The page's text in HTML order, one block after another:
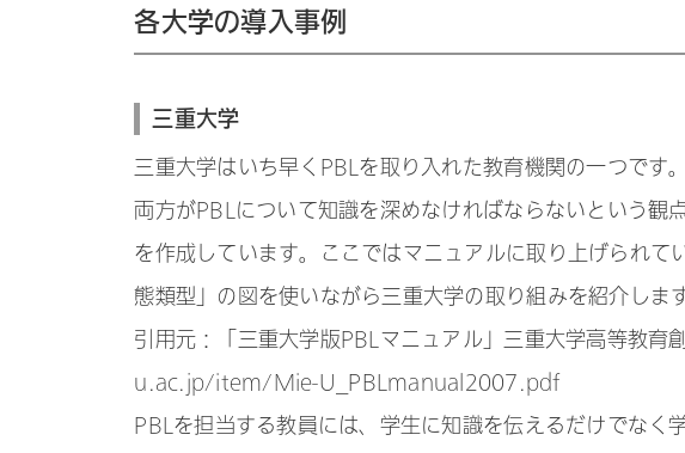
各大学の導入事例
三重大学
三重大学はいち早くPBLを取り入れた教育機関の一つです
両方がPBLについて知識を深めなければならないという観
を作成しています。ここではマニュアルに取り上げられ
態類型」の図を使いながら三重大学の取り組みを紹介します
引用元：「三重大学版PBLマニュアル」三重大学高等
u.ac.jp/item/Mie-U_PBLmanual2007.pdf
PBLを担当する教員には、学生に知識を伝えるだけでなく